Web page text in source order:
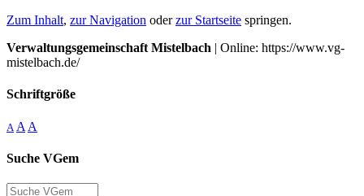
Zum Inhalt, zur Navigation oderzur Startseite springen.
Verwaltungsgemeinschaft Mistelbach | Online: https://www.vg-
mistelbach.de/
Schriftgröße
A A A
Suche VGem